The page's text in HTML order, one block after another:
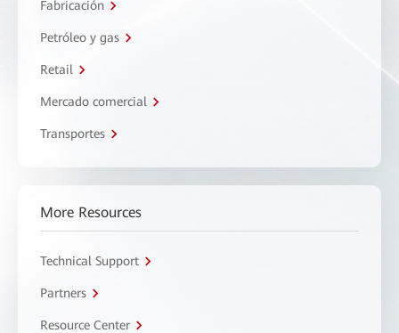
Fabricación
Petróleo y gas
Retail
Mercado comercial
Transportes
More Resources
Technical Support
Partners
Resource Center